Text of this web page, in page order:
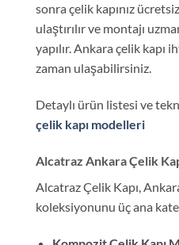
sonra çelik kapınız
ulaştırılır ve montajı
yapılır. Ankara çelik kapı
zaman ulaşabilirsiniz.
Detaylı ürün listesi ve
çelik kapı modelleri
Alcatraz Ankara Çelik
Alcatraz Çelik Kapı,
koleksiyonunu üç ana